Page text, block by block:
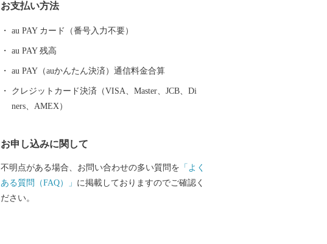
楽」、「毛馬内の盆踊」、「花輪祭の屋台行事（花輪
ばやし）」の３つのユネスコ無形文化遺産、さらには
文遺跡群」の構成資産の一つ)がある「世界遺産のま
ち」です
お支払い方法
au PAY カード（番号入力不要）
au PAY 残高
au PAY（auかんたん決済）通信料金合算
クレジットカード決済（VISA、Master、JCB、Di
ners、AMEX）
お申し込みに関して
不明点がある場合、お問い合わせの多い質問を 「よく
ある質問（FAQ）」 に掲載しておりますのでご確認く
ださい。